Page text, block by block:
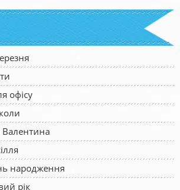
офісу
Валентина
народження
рік